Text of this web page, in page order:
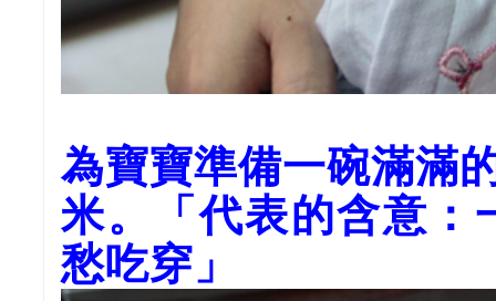
為寶寶準備一碗滿滿
米。「代表的含意：
愁吃穿」